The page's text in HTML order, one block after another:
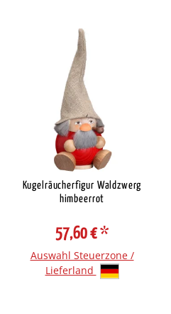
Kugelräucherfigur Waldzwerg
himbeerrot
57,60 €*
Auswahl Steuerzone /
Lieferland